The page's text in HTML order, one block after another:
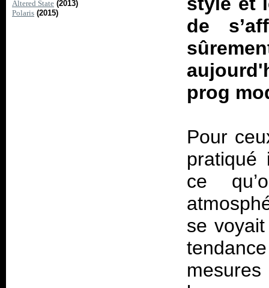
Altered State (2013)
Polaris (2015)
de
prog
Pour
pratiqué
ce
se